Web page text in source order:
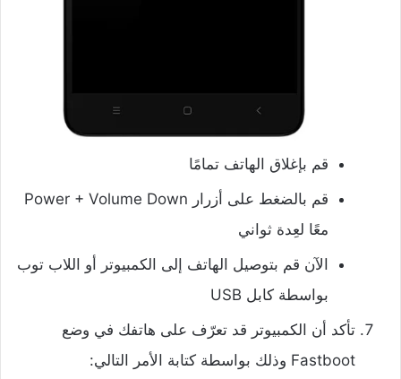
قم بإغلاق الهاتف تمامًا
قم بالضغط على أزرار Power + Volume Down
معًا لعِدة ثواني
الآن قم بتوصيل الهاتف إلى الكمبيوتر أو اللاب توب
بواسطة كابل USB
تأكد أن الكمبيوتر قد تعرّف على هاتفك في وضع
Fastboot وذلك بواسطة كتابة الأمر التالي: